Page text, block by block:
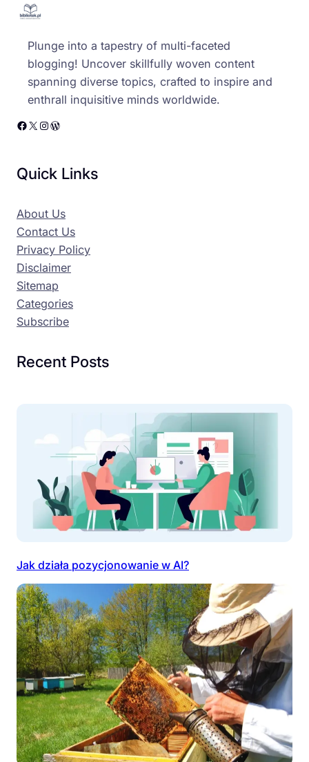
Plunge into a tapestry of multi-faceted
blogging! Uncover skillfully woven content
spanning diverse topics, crafted to inspire and
enthrall inquisitive minds worldwide.
Facebook X Instagram WordPress
Quick Links
About Us
Contact Us
Privacy Policy
Disclaimer
Sitemap
Categories
Subscribe
Recent Posts
Jak działa pozycjonowanie w AI?